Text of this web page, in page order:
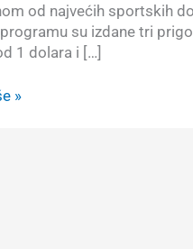
od najvećih sportskih
su izdane tri
1 dolara i […]
»